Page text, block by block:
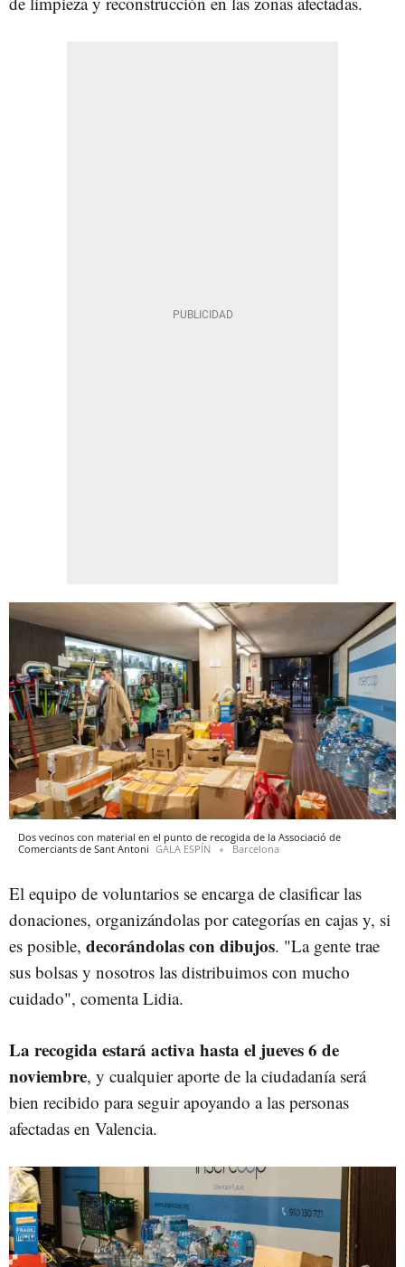
Dos vecinos con material en el punto de recogida de la Associació de
Comerciants de Sant Antoni GALA ESPÍN Barcelona
El equipo de voluntarios se encarga de clasificar las
donaciones, organizándolas por categorías en cajas y, si
es posible, decorándolas con dibujos. "La gente trae
sus bolsas y nosotros las distribuimos con mucho
cuidado", comenta Lidia.
La recogida estará activa hasta el jueves 6 de
noviembre, y cualquier aporte de la ciudadanía será
bien recibido para seguir apoyando a las personas
afectadas en Valencia.